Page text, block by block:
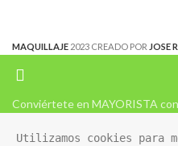
MAQUILLAJE 2023 CREADO POR JOSE
Conviértete en MAYORISTA
Utilizamos cookies para